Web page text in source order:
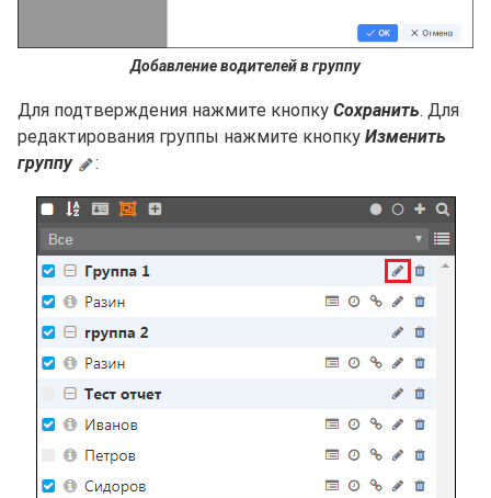
Добавление водителей в группу
Для подтверждения нажмите кнопку Сохранить. Для
редактирования группы нажмите кнопку Изменить
группу
: